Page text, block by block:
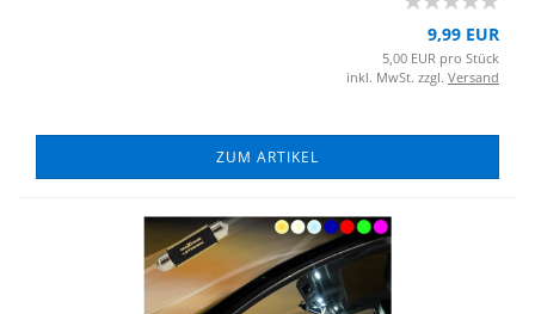
9,99 EUR
5,00 EUR pro Stück
inkl. MwSt. zzgl. Versand
ZUM ARTIKEL